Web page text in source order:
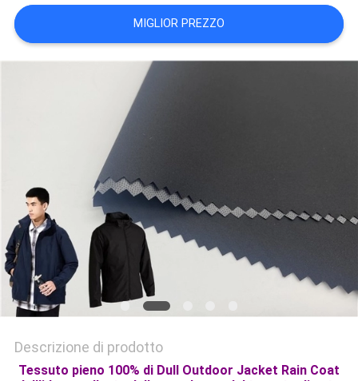
SITO
PRIVACY
MIGLIOR PREZZO
Descrizione di prodotto
Tessuto pieno 100% di Dull Outdoor Jacket Rain Coat